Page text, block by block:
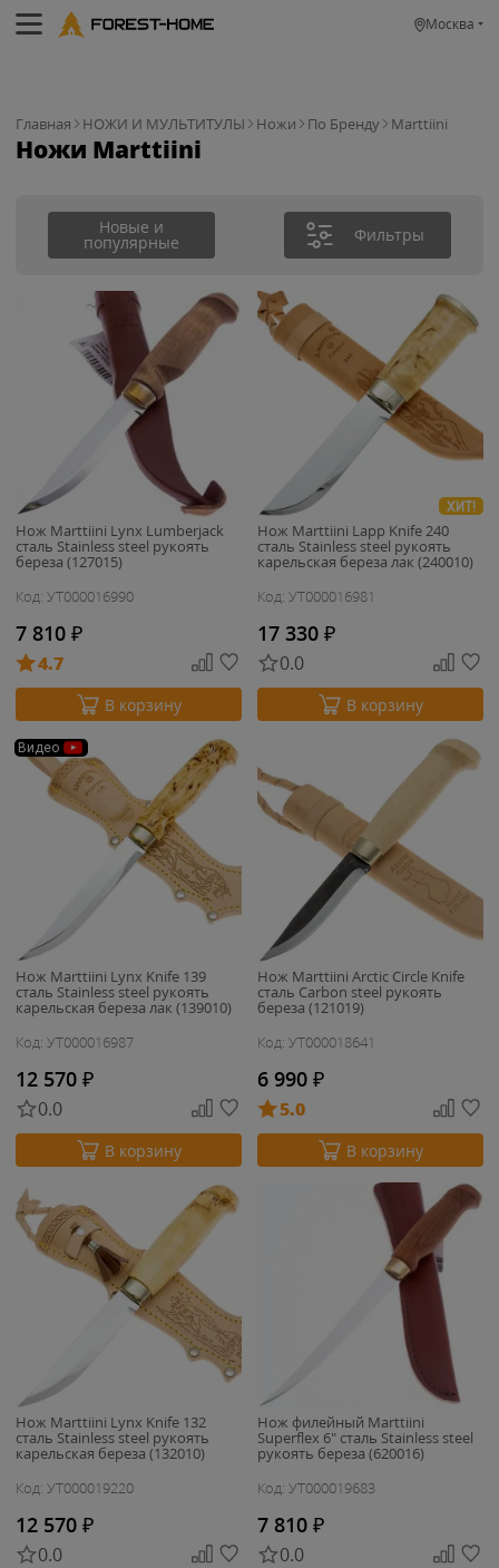
Москва
Главная НОЖИ И МУЛЬТИТУЛЫ Ножи По Бренду Marttiini
Ножи Marttiini
Новые и
популярные Фильтры
Нож Marttiini Lynx Lumberjack
сталь Stainless steel рукоять
береза (127015)
Код: УТ000016990
7 810 ₽
4.7
В корзину
ХИТ!
Нож Marttiini Lapp Knife 240
сталь Stainless steel рукоять
карельская береза лак (240010)
Код: УТ000016981
17 330 ₽
0.0
В корзину
Видео
Нож Marttiini Lynx Knife 139
сталь Stainless steel рукоять
карельская береза лак (139010)
Код: УТ000016987
12 570 ₽
0.0
В корзину
Нож Marttiini Arctic Circle Knife
сталь Carbon steel рукоять
береза (121019)
Код: УТ000018641
6 990 ₽
5.0
В корзину
Нож Marttiini Lynx Knife 132
сталь Stainless steel рукоять
карельская береза (132010)
Код: УТ000019220
12 570 ₽
0.0
Нож филейный Marttiini
Superflex 6" сталь Stainless steel
рукоять береза (620016)
Код: УТ000019683
7 810 ₽
0.0